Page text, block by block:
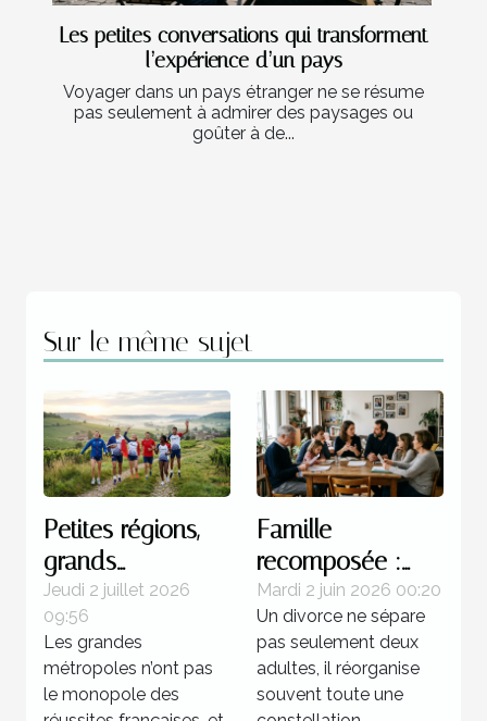
Les petites conversations qui transforment
l’expérience d’un pays
Voyager dans un pays étranger ne se résume
pas seulement à admirer des paysages ou
goûter à de...
Sur le même sujet
Petites régions,
grands
champions : une
réalité française
Jeudi 2 juillet 2026
09:56
Les grandes
métropoles n’ont pas
le monopole des
Famille
recomposée :
quels enjeux
juridiques après
une séparation ?
Mardi 2 juin 2026 00:20
Un divorce ne sépare
pas seulement deux
adultes, il réorganise
souvent toute une